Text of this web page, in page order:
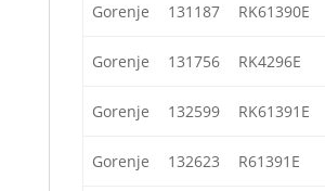
Gorenje 131187 RK61390E
Gorenje 131756 RK4296E
Gorenje 132599 RK61391E
Gorenje 132623 R61391E